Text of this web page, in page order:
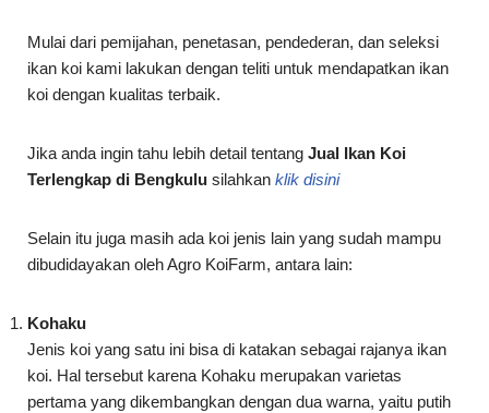
Mulai dari pemijahan, penetasan, pendederan, dan seleksi
ikan koi kami lakukan dengan teliti untuk mendapatkan ikan
koi dengan kualitas terbaik.
Jika anda ingin tahu lebih detail tentang Jual Ikan Koi
Terlengkap di Bengkulu silahkan klik disini
Selain itu juga masih ada koi jenis lain yang sudah mampu
dibudidayakan oleh Agro KoiFarm, antara lain:
Kohaku
Jenis koi yang satu ini bisa di katakan sebagai rajanya ikan
koi. Hal tersebut karena Kohaku merupakan varietas
pertama yang dikembangkan dengan dua warna, yaitu putih